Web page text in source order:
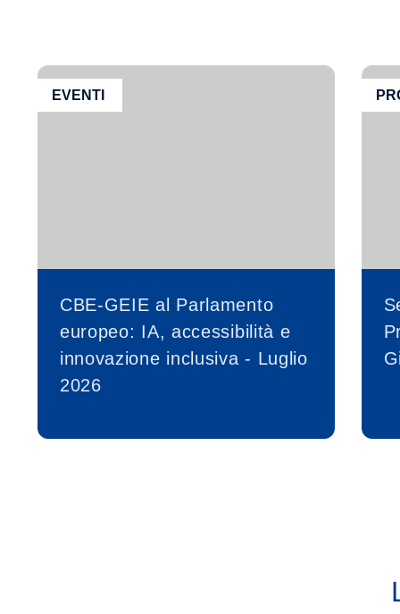
EVENTI
CBE-GEIE al Parlamento
europeo: IA, accessibilità e
innovazione inclusiva - Luglio
2026